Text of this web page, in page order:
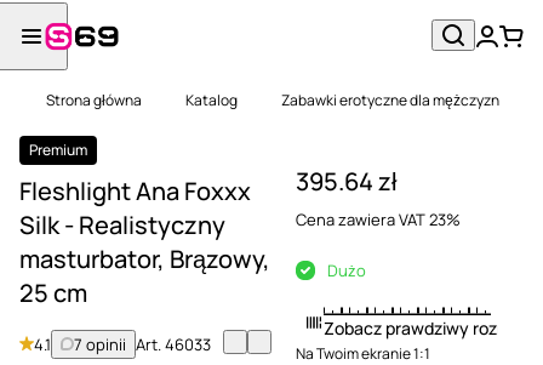
Strona główna Katalog Zabawki erotyczne dla mężczyzn
Premium
Fleshlight Ana Foxxx
Silk - Realistyczny
masturbator, Brązowy,
25 cm
4.1 7 opinii Art.46033
395.64 zł
Cena zawiera VAT 23%
Dużo
Zobacz prawdziwy rozmiar
Na Twoim ekranie 1:1